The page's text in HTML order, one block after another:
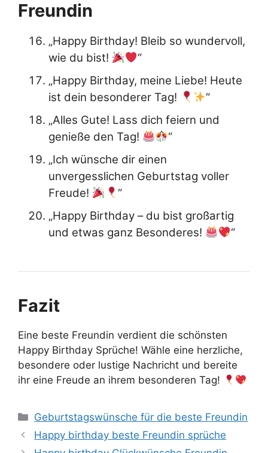
Freundin
„Happy Birthday! Bleib so wundervoll,
wie du bist!
“
„Happy Birthday, meine Liebe! Heute
ist dein besonderer Tag!
“
„Alles Gute! Lass dich feiern und
genieße den Tag!
“
„Ich wünsche dir einen
unvergesslichen Geburtstag voller
Freude!
“
„Happy Birthday – du bist großartig
und etwas ganz Besonderes!
“
Fazit
Eine beste Freundin verdient die schönsten
Happy Birthday Sprüche! Wähle eine herzliche,
besondere oder lustige Nachricht und bereite
ihr eine Freude an ihrem besonderen Tag!
Kategorien
Geburtstagswünsche für die beste Freundin
Happy birthday beste Freundin sprüche